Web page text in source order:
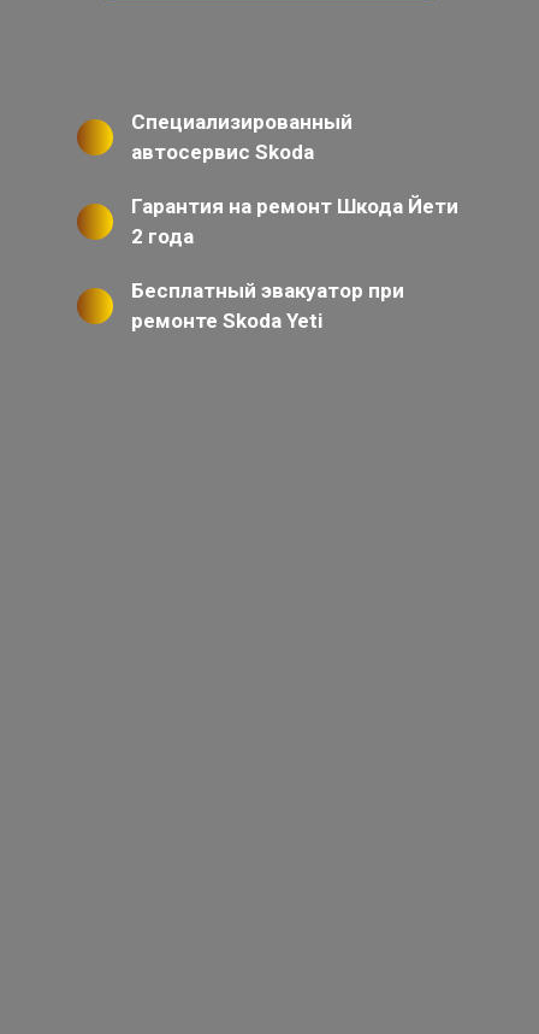
Специализированный
автосервис Skoda
Гарантия на ремонт Шкода Йети
2 года
Бесплатный эвакуатор при
ремонте Skoda Yeti